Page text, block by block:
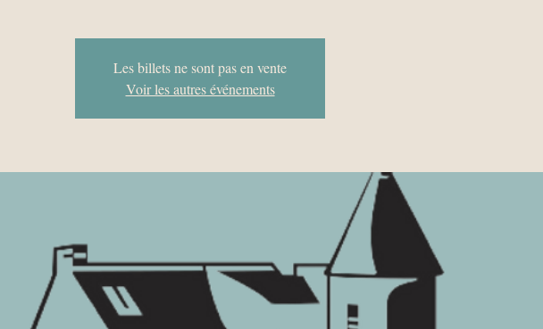
Les billets ne sont pas en vente
Voir les autres événements